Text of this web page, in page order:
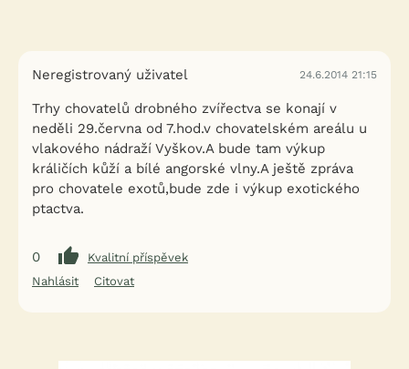
Neregistrovaný uživatel 24.6.2014 21:15
Trhy chovatelů drobného zvířectva se konají v
neděli 29.června od 7.hod.v chovatelském areálu u
vlakového nádraží Vyškov.A bude tam výkup
králičích kůží a bílé angorské vlny.A ještě zpráva
pro chovatele exotů,bude zde i výkup exotického
ptactva.
0
Kvalitní příspěvek
Nahlásit
Citovat